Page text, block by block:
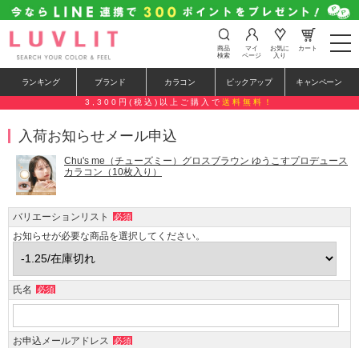
t
o
e
n
g
o
商品
検索
マイ
ページ
お気に
入り
カート
ランキング ブランド カラコン ピックアップ キャンペーン
3,300円(税込)以上ご購入で 送料無料！
入荷お知らせメール申込
Chu's me（チューズミー）グロスブラウン ゆうこすプロデュース
カラコン（10枚入り）
バリエーションリスト 必須
お知らせが必要な商品を選択してください。
氏名 必須
お申込メールアドレス 必須